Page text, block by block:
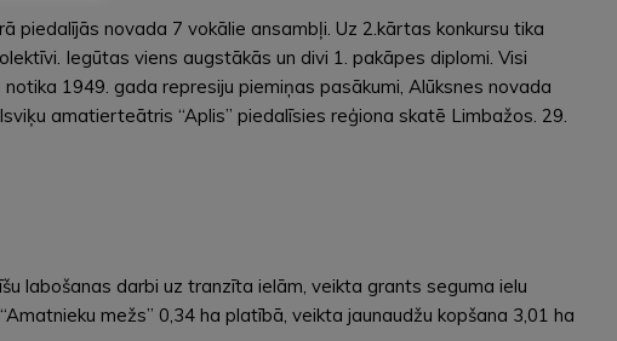
piedalījās novada 7 vokālie ansambļi. Uz 2.kārtas konkursu tika
Iegūtas viens augstākās un divi 1. pakāpes diplomi. Visi
1949. gada represiju piemiņas pasākumi, Alūksnes novada
amatierteātris “Aplis” piedalīsies reģiona skatē Limbažos. 29.
labošanas darbi uz tranzīta ielām, veikta grants seguma ielu
mežs” 0,34 ha platībā, veikta jaunaudžu kopšana 3,01 ha